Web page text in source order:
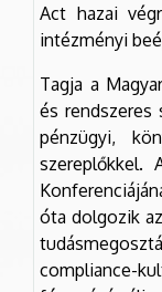
Act hazai
intézményi
Tagja a
és rendszeres
pénzügyi,
szereplőkkel.
óta dolgozik
compliance-